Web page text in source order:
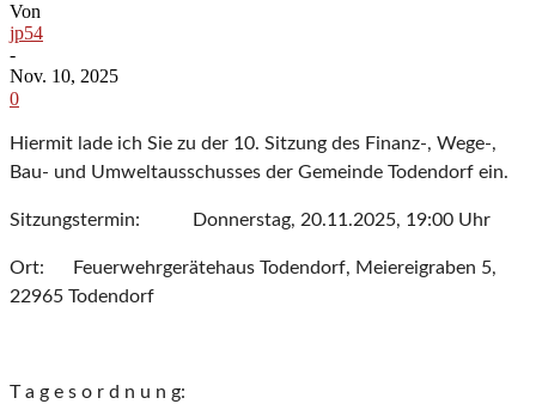
Von
jp54
-
Nov. 10, 2025
0
Hiermit lade ich Sie zu der 10. Sitzung des Finanz-, Wege-,
Bau- und Umweltausschusses der Gemeinde Todendorf ein.
Sitzungstermin: Donnerstag, 20.11.2025, 19:00 Uhr
Ort: Feuerwehrgerätehaus Todendorf, Meiereigraben 5,
22965 Todendorf
T a g e s o r d n u n g: